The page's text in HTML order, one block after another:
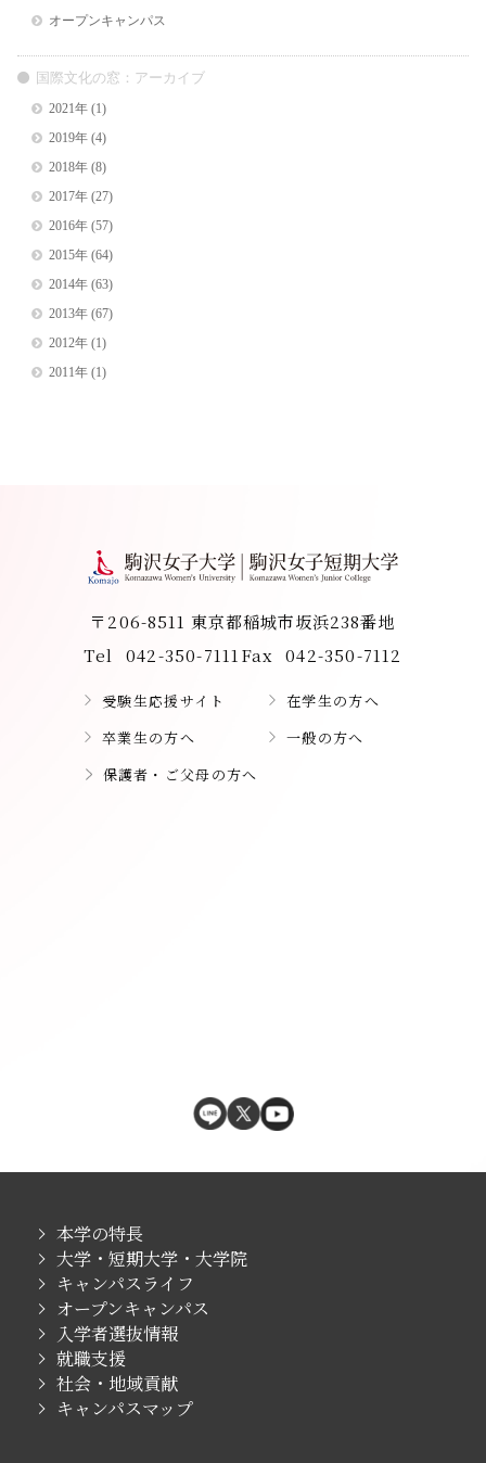
オープンキャンパス
国際文化の窓：アーカイブ
2021年(1)
2019年(4)
2018年(8)
2017年(27)
2016年(57)
2015年(64)
2014年(63)
2013年(67)
2012年(1)
2011年(1)
〒206-8511 東京都稲城市坂浜238番地
Tel
042-350-7111 Fax 042-350-7112
受験生応援サイト
在学生の方へ
卒業生の方へ
一般の方へ
保護者・ご父母の方へ
本学の特長
大学・短期大学・大学院
キャンパスライフ
オープンキャンパス
入学者選抜情報
就職支援
社会・地域貢献
キャンパスマップ